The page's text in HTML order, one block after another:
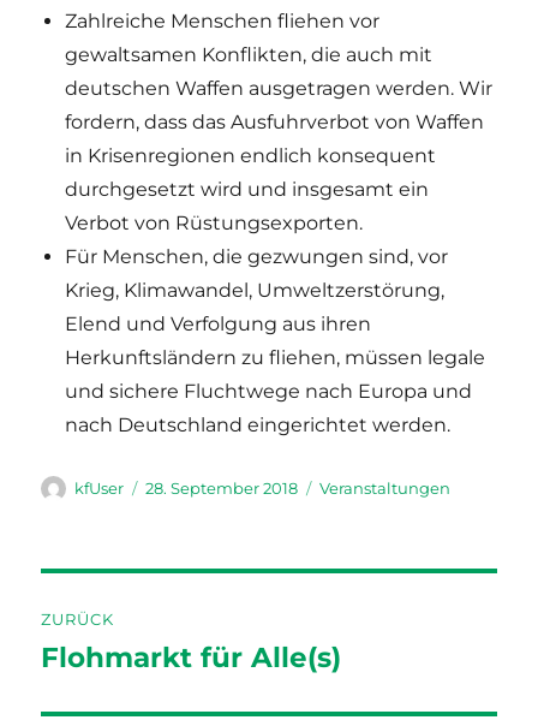
Zahlreiche Menschen fliehen vor
gewaltsamen Konflikten, die auch mit
deutschen Waffen ausgetragen werden. Wir
fordern, dass das Ausfuhrverbot von Waffen
in Krisenregionen endlich konsequent
durchgesetzt wird und insgesamt ein
Verbot von Rüstungsexporten.
Für Menschen, die gezwungen sind, vor
Krieg, Klimawandel, Umweltzerstörung,
Elend und Verfolgung aus ihren
Herkunftsländern zu fliehen, müssen legale
und sichere Fluchtwege nach Europa und
nach Deutschland eingerichtet werden.
Autor
kfUser
Veröffentlicht
28. September 2018 Kategorien
Veranstaltungen
ZURÜCK
Vorheriger
Flohmarkt für Alle(s)